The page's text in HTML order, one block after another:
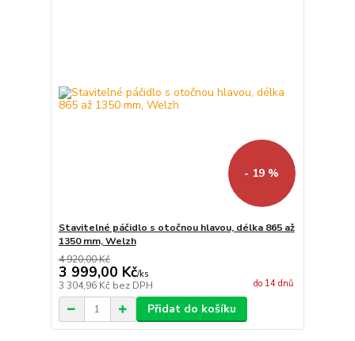
- 19 %
Stavitelné páčidlo s otočnou hlavou, délka 865 až
1350 mm, Welzh
4 920,00 Kč
3 999,00 Kč/ks
3 304,96 Kč bez DPH do 14 dnů
Přidat do košíku